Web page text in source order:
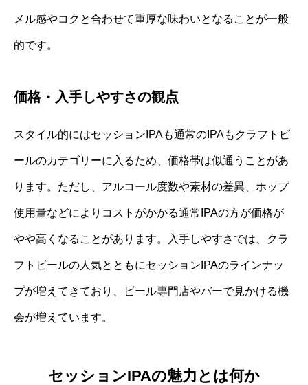
メル感やコクと合わせて重厚な味わいとなることが一般
的です。
価格・入手しやすさの観点
スタイル的にはセッションIPAも通常のIPAもクラフトビ
ールのカテゴリーに入るため、価格帯は似通うことがあ
ります。ただし、アルコール度数や素材の差異、ホップ
使用量などによりコストがかかる通常IPAの方が価格が
やや高くなることがあります。入手しやすさでは、クラ
フトビールの人気とともにセッションIPAのラインナッ
プが増えてきており、ビール専門店やバーで見かける機
会が増えています。
セッションIPAの魅力とは何か